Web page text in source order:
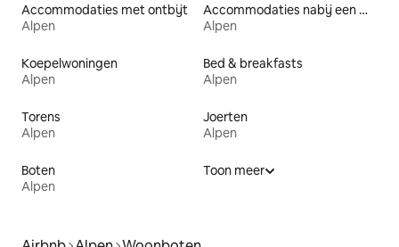
Accommodaties met ontbijt
Alpen
Accommodaties nabij een meer
Alpen
Koepelwoningen
Alpen
Bed & breakfasts
Alpen
Torens
Alpen
Joerten
Alpen
Boten
Alpen
Toon meer